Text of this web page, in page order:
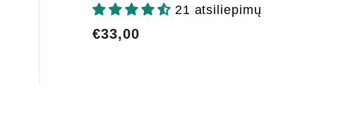
21 atsiliepimų
€33,00